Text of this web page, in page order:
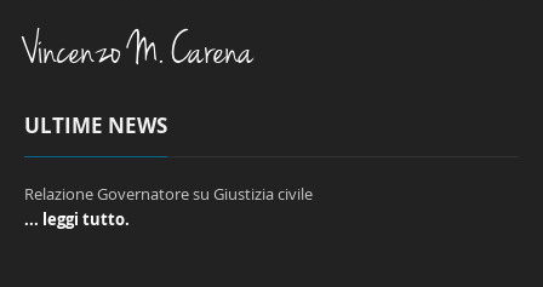
Vincenzo M. Carena
ULTIME NEWS
Relazione Governatore su Giustizia civile
... leggi tutto.